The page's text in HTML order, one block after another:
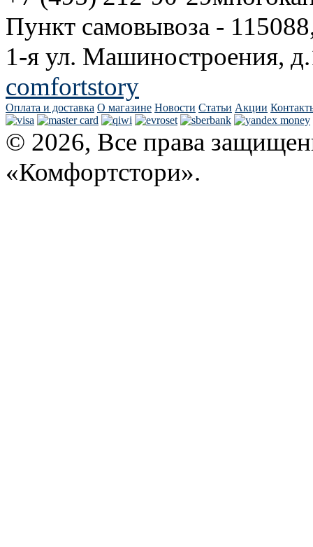
Пункт самовывоза -
1-я ул. Машиностроения,
comfortstory
Оплата и доставка О магазине Новости Статьи Акции
© 2026, Все права
«Комфортстори».